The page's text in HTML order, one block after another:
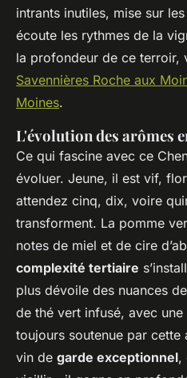
intrants inutiles, mise sur les
écoute les rythmes de la
la profondeur de ce terroir,
Savennières Roche aux
Moines.
L'évolution des arômes
Ce qui fascine avec ce
évoluer. Jeune, il est vif,
attendez cinq, dix, voire
transforment. La pomme
notes de miel et de cire
complexité tertiaire
plus dévoile des nuances
de thé vert infusé, avec
toujours soutenue par cette
vin de garde exceptionnel,